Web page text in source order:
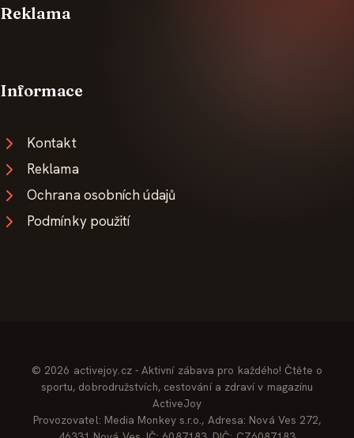
Reklama
Informace
Kontakt
Reklama
Ochrana osobních údajů
Podmínky použití
© 2026 activejoy.cz - Aktivní zábava pro každého! Čtěte o
sportu, dobrodružstvích, cestování a zdraví v magazínu
ActiveJoy
Provozovatel: Media Monkey s.r.o., Adresa: Nová Ves 272,